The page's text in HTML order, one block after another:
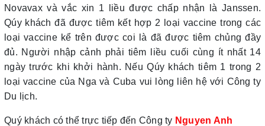
Novavax và vắc xin 1 liều được chấp nhận là Janssen.
Qúy khách đã được tiêm kết hợp 2 loại vaccine trong các
loại vaccine kể trên được coi là đã được tiêm chủng đầy
đủ. Người nhập cảnh phải tiêm liều cuối cùng ít nhất 14
ngày trước khi khởi hành. Nếu Qúy khách tiêm 1 trong 2
loại vaccine của Nga và Cuba vui lòng liên hệ với Công ty
Du lịch.
Quý khách có thể trực tiếp đến Công ty Nguyen Anh